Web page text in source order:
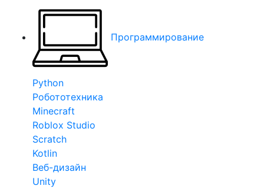
Программирование
Python
Робототехника
Minecraft
Roblox Studio
Scratch
Kotlin
Веб-дизайн
Unity